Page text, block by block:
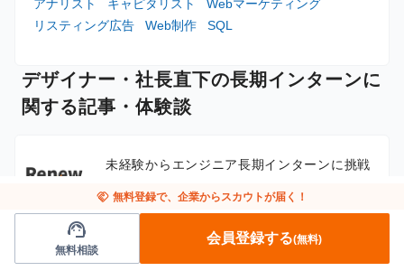
アナリスト
キャピタリスト
Webマーケティング
リスティング広告
Web制作 SQL
デザイナー・社長直下の長期インターンに
関する記事・体験談
未経験からエンジニア長期インターンに挑戦
長期インターンのマーケティング職とは？未
handshake 無料登録で、企業からスカウトが届く！
support_agent
無料相談
会員登録する(無料)